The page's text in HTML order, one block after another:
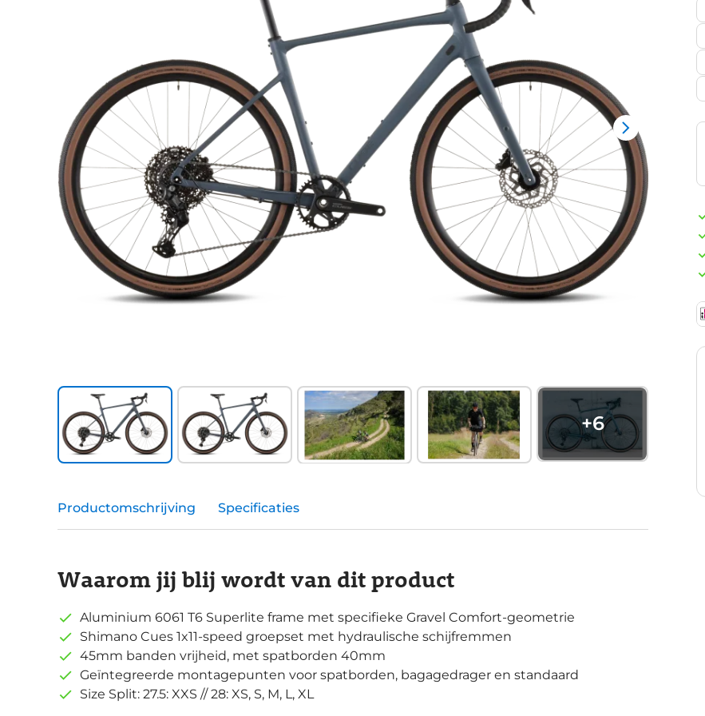
+6
Productomschrijving Specificaties
Waarom jij blij wordt van dit product
Aluminium 6061 T6 Superlite frame met specifieke Gravel Comfort-geometrie
Shimano Cues 1x11-speed groepset met hydraulische schijfremmen
45mm banden vrijheid, met spatborden 40mm
Geïntegreerde montagepunten voor spatborden, bagagedrager en standaard
Size Split: 27.5: XXS // 28: XS, S, M, L, XL